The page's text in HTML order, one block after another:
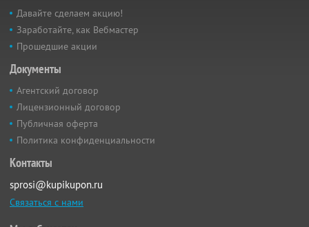
Давайте сделаем акцию!
Заработайте, как Вебмастер
Прошедшие акции
Документы
Агентский договор
Лицензионный договор
Публичная оферта
Политика конфиденциальности
Контакты
sprosi@kupikupon.ru
Связаться с нами